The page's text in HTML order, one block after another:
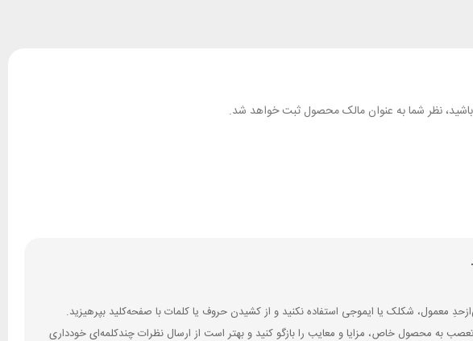
باشید، نظر شما به عنوان مالک محصول ثبت خواهد شد.
به محصول خاص، مزایا و معایب را بازگو کنید و بهتر است از ارسال نظرات چندکلمه‌‌ای خودداری